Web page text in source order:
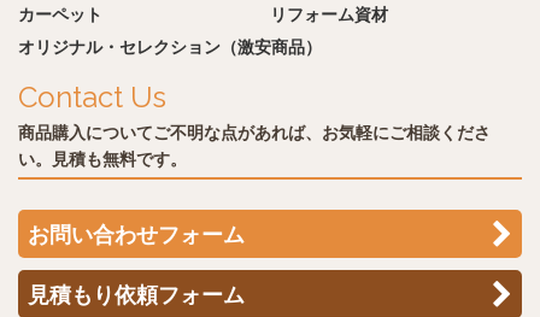
カーペット
リフォーム資材
オリジナル・セレクション（激安商品）
Contact Us
商品購入についてご不明な点があれば、お気軽にご相談くださ
い。見積も無料です。
お問い合わせフォーム
見積もり依頼フォーム